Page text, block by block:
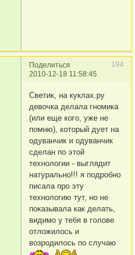
Поделиться
194
2010-12-18 11:58:45
Светик, на куклах.ру
девочка делала гномика
(или еще кого, уже не
помню), который дует на
одуванчик и одуванчик
сделан по этой
технологии - выглядит
натурально!!! я подробно
писала про эту
технологию тут, но не
показывала как делать,
видимо у тебя в голове
отложилось и
возродилось по случаю